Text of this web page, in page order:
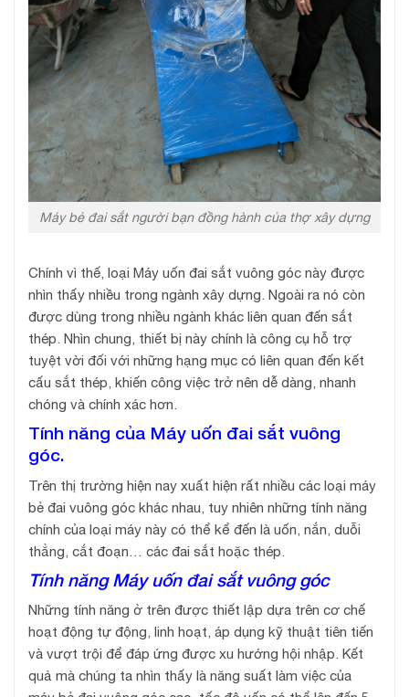
Máy bẻ đai sắt người bạn đồng hành của thợ xây dựng
Chính vì thế, loại Máy uốn đai sắt vuông góc này được
nhìn thấy nhiều trong ngành xây dựng. Ngoài ra nó còn
được dùng trong nhiều ngành khác liên quan đến sắt
thép. Nhìn chung, thiết bị này chính là công cụ hỗ trợ
tuyệt vời đối với những hạng mục có liên quan đến kết
cấu sắt thép, khiến công việc trở nên dễ dàng, nhanh
chóng và chính xác hơn.
Tính năng của Máy uốn đai sắt vuông
góc.
Trên thị trường hiện nay xuất hiện rất nhiều các loại máy
bẻ đai vuông góc khác nhau, tuy nhiên những tính năng
chính của loại máy này có thể kể đến là uốn, nắn, duỗi
thẳng, cắt đoạn… các đai sắt hoặc thép.
Tính năng Máy uốn đai sắt vuông góc
Những tính năng ở trên được thiết lập dựa trên cơ chế
hoạt động tự động, linh hoạt, áp dụng kỹ thuật tiên tiến
và vượt trội để đáp ứng được xu hướng hội nhập. Kết
quả mà chúng ta nhìn thấy là năng suất làm việc của